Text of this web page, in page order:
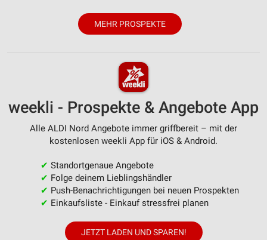
MEHR PROSPEKTE
weekli - Prospekte & Angebote App
Alle ALDI Nord Angebote immer griffbereit – mit der
kostenlosen weekli App für iOS & Android.
✔ Standortgenaue Angebote
✔ Folge deinem Lieblingshändler
✔ Push-Benachrichtigungen bei neuen Prospekten
✔ Einkaufsliste - Einkauf stressfrei planen
JETZT LADEN UND SPAREN!